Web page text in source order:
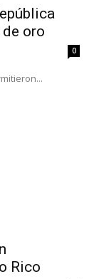
oro
0
Rico